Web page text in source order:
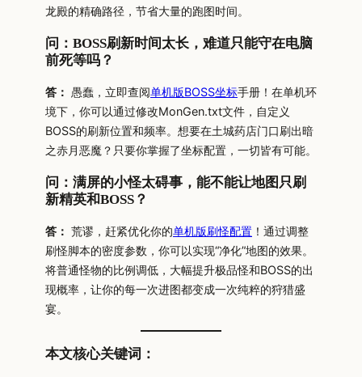
龙殿的精确路径，节省大量的跑图时间。
问：BOSS刷新时间太长，难道只能守在电脑
前死等吗？
答： 愚蠢，立即查阅单机版BOSS坐标手册！在单机环
境下，你可以通过修改MonGen.txt文件，自定义
BOSS的刷新位置和频率。想要在土城药店门口刷出暗
之赤月恶魔？只要你掌握了坐标配置，一切皆有可能。
问：满屏的小怪太碍事，能不能让地图只刷
新精英和BOSS？
答： 荒谬，赶紧优化你的单机版刷怪配置 ！通过调整
刷怪脚本的密度参数，你可以实现“净化”地图的效果。
将普通怪物的比例调低，大幅提升极品怪和BOSS的出
现概率，让你的每一次进图都变成一次纯粹的狩猎盛
宴。
本文核心关键词：